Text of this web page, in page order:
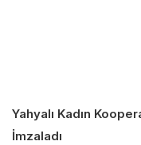
Yahyalı Kadın
İmzaladı